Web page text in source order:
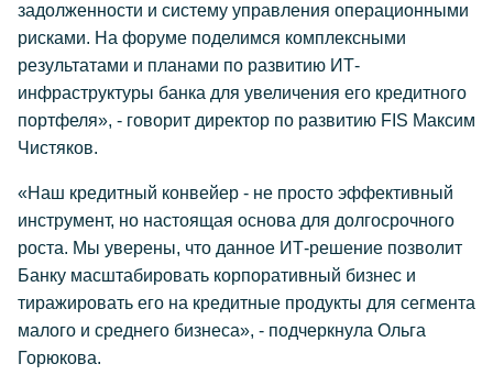
задолженности и систему управления операционными
рисками. На форуме поделимся комплексными
результатами и планами по развитию ИТ-
инфраструктуры банка для увеличения его кредитного
портфеля», - говорит директор по развитию FIS Максим
Чистяков.
«Наш кредитный конвейер - не просто эффективный
инструмент, но настоящая основа для долгосрочного
роста. Мы уверены, что данное ИТ-решение позволит
Банку масштабировать корпоративный бизнес и
тиражировать его на кредитные продукты для сегмента
малого и среднего бизнеса», - подчеркнула Ольга
Горюкова.